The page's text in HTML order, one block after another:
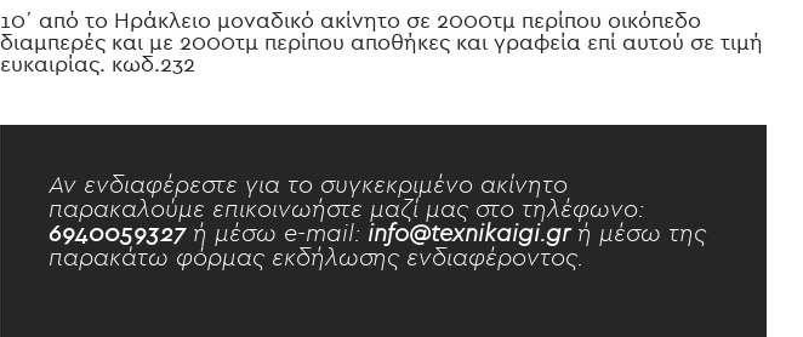
10΄ από το Ηράκλειο μοναδικό ακίνητο σε 2000τμ περίπου οικόπεδο
διαμπερές και με 2000τμ περίπου αποθήκες και γραφεία επί αυτού σε τιμή
ευκαιρίας. κωδ.232
Αν ενδιαφέρεστε για το συγκεκριμένο ακίνητο
παρακαλούμε επικοινωήστε μαζί μας στο τηλέφωνο:
6940059327ή μέσω e-mail: info@texnikaigi.grή μέσω της
παρακάτω φόρμας εκδήλωσης ενδιαφέροντος.